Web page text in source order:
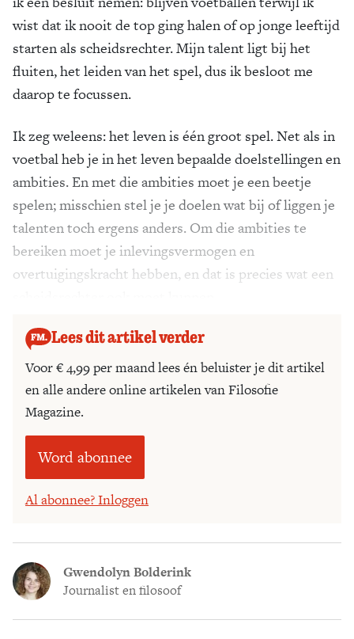
wist dat ik nooit de top ging halen of op jonge leeftijd
starten als scheidsrechter. Mijn talent ligt bij het
fluiten, het leiden van het spel, dus ik besloot me
daarop te focussen.
Ik zeg weleens: het leven is één groot spel. Net als in
voetbal heb je in het leven bepaalde doelstellingen en
ambities. En met die ambities moet je een beetje
spelen; misschien stel je je doelen wat bij of liggen je
talenten toch ergens anders. Om die ambities te
bereiken moet je inlevingsvermogen en
overtuigingskracht hebben, en dat is precies wat een
Lees dit artikel verder
Voor € 4,99 per maand lees én beluister je dit artikel
en alle andere online artikelen van Filosofie
Magazine.
Word abonnee
Al abonnee? Inloggen
Gwendolyn Bolderink
Journalist en filosoof